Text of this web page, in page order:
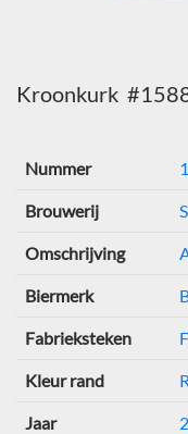
Kroonkurk
Nummer
Brouwerij
Omschrijving
Biermerk
Fabrieksteken
Kleur rand
Jaar